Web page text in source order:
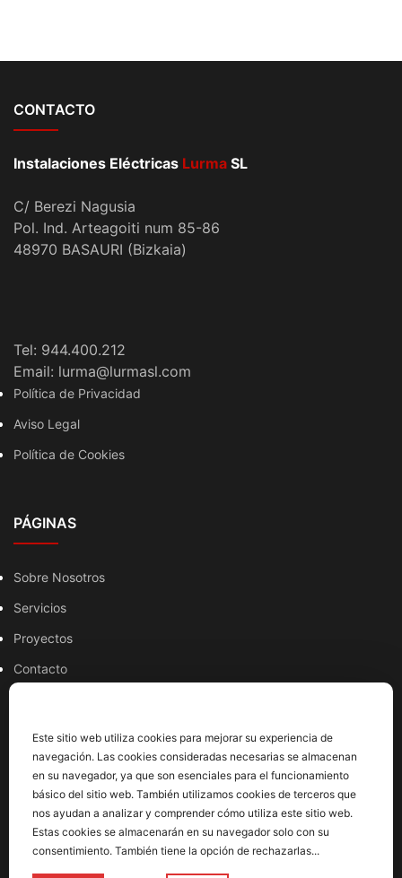
CONTACTO
Instalaciones Eléctricas Lurma SL
C/ Berezi Nagusia
Pol. Ind. Arteagoiti num 85-86
48970 BASAURI (Bizkaia)
Tel: 944.400.212
Email: lurma@lurmasl.com
Política de Privacidad
Aviso Legal
Política de Cookies
PÁGINAS
Sobre Nosotros
Servicios
Proyectos
Contacto
HORARIO
Lunes a Jueves
Mañanas: 9:00 a 13:00
Tardes: 15:00 a 19:30
Viernes: 9:00 a 15:00
Este sitio web utiliza cookies para mejorar su experiencia de
navegación. Las cookies consideradas necesarias se almacenan
en su navegador, ya que son esenciales para el funcionamiento
básico del sitio web. También utilizamos cookies de terceros que
nos ayudan a analizar y comprender cómo utiliza este sitio web.
Estas cookies se almacenarán en su navegador solo con su
consentimiento. También tiene la opción de rechazarlas...